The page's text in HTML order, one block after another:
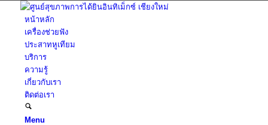
หน้าหลัก
เครื่องช่วยฟัง
ประสาทหูเทียม
บริการ
ความรู้
เกี่ยวกับเรา
ติดต่อเรา
Menu